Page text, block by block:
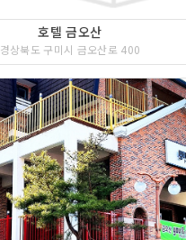
호텔 금오산
경상북도 구미시 금오산로 400